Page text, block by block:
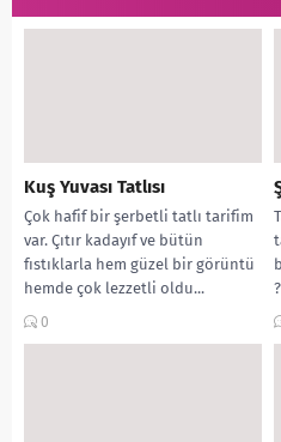
Kuş Yuvası Tatlısı
Çok hafif bir şerbetli tatlı tarifim
var. Çıtır kadayıf ve bütün
fıstıklarla hem güzel bir görüntü
hemde çok lezzetli oldu...
0